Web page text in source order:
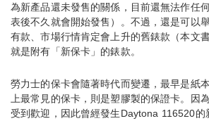
為新產品還未發售的關係，目前還無法作任
表後不久就會開始發售）。不過，還是可以
有款、市場行情肯定會上升的舊錶款（本文
就是附有「新保卡」的錶款。
勞力士的保卡會隨著時代而變遷，最早是紙
上最常見的保卡，則是塑膠製的保證卡。因
受到歡迎，因此曾經發生Daytona 116520的